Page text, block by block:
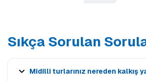
Sıkça Sorulan
Midilli turlarınız nereden kalkış